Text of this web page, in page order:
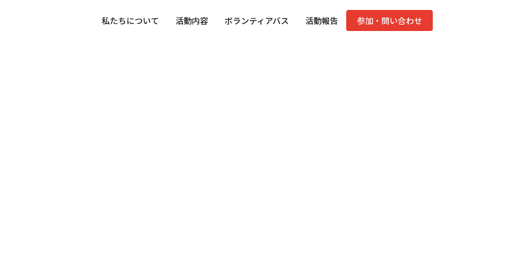
私たちについて 活動内容 ボランティアバス 活動報告 参加・問い合わせ